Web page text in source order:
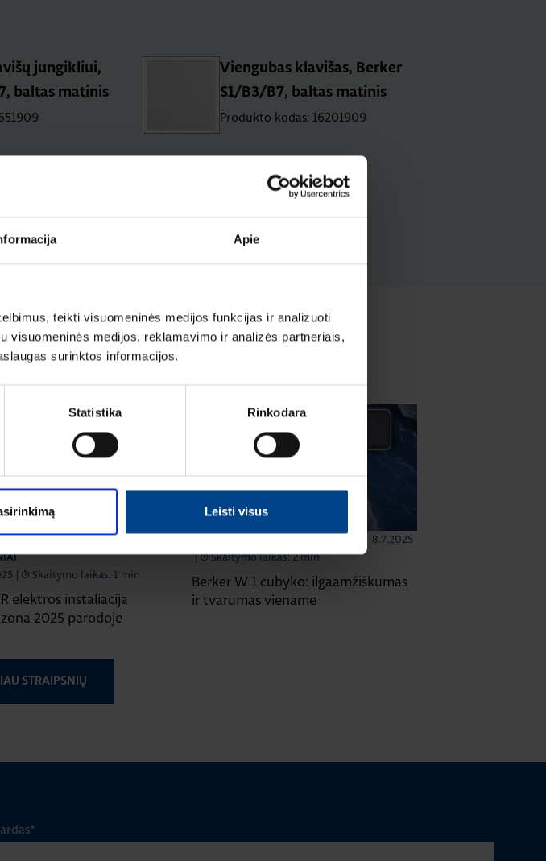
Apie
teikti visuomeninės medijos funkcijas ir analizuoti
visuomeninės medijos, reklamavimo ir analizės partneriais,
surinktos informacijos.
Statistika Rinkodara
Leisti visus
jungikliui,
baltas matinis
Viengubas klavišas, Berker
S1/B3/B7, baltas matinis
Produkto kodas: 16201909
gaminiai
| Skaitymo laikas: 1 min
elektros instaliacija
2025 parodoje
8.7.2025
|
Skaitymo laikas: 2 min
Berker W.1 cubyko: ilgaamžiškumas
ir tvarumas viename
STRAIPSNIŲ
*